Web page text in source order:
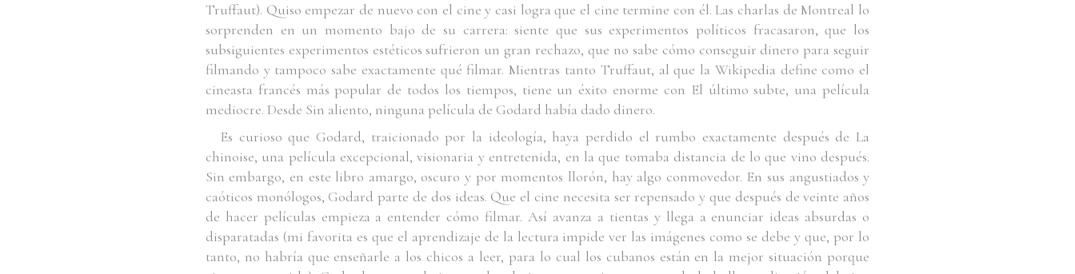
Truffaut). Quiso empezar de nuevo con el cine y casi logra que el cine termine con él. Las charlas de Montreal lo
sorprenden en un momento bajo de su carrera: siente que sus experimentos políticos fracasaron, que los
subsiguientes experimentos estéticos sufrieron un gran rechazo, que no sabe cómo conseguir dinero para seguir
filmando y tampoco sabe exactamente qué filmar. Mientras tanto Truffaut, al que la Wikipedia define como el
cineasta francés más popular de todos los tiempos, tiene un éxito enorme con El último subte, una película
mediocre. Desde Sin aliento, ninguna película de Godard había dado dinero.
Es curioso que Godard, traicionado por la ideología, haya perdido el rumbo exactamente después de La
chinoise, una película excepcional, visionaria y entretenida, en la que tomaba distancia de lo que vino después.
Sin embargo, en este libro amargo, oscuro y por momentos llorón, hay algo conmovedor. En sus angustiados y
caóticos monólogos, Godard parte de dos ideas. Que el cine necesita ser repensado y que después de veinte años
de hacer películas empieza a entender cómo filmar. Así avanza a tientas y llega a enunciar ideas absurdas o
disparatadas (mi favorita es que el aprendizaje de la lectura impide ver las imágenes como se debe y que, por lo
tanto, no habría que enseñarle a los chicos a leer, para lo cual los cubanos están en la mejor situación porque